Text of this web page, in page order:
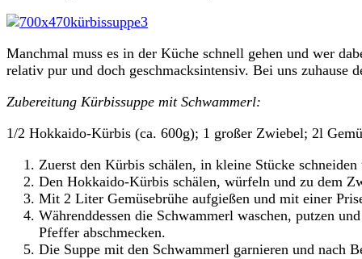
Manchmal muss es in der Küche schnell gehen und wer
relativ pur und doch geschmacksintensiv. Bei uns
Zubereitung Kürbissuppe mit Schwammerl:
1/2 Hokkaido-Kürbis (ca. 600g); 1 großer Zwiebel; 2l
Zuerst den Kürbis schälen, in kleine Stücke
Den Hokkaido-Kürbis schälen, würfeln und zu dem
Mit 2 Liter Gemüsebrühe aufgießen und mit einer
Währenddessen die Schwammerl waschen, putzen
Pfeffer abschmecken.
Die Suppe mit den Schwammerl garnieren und nach